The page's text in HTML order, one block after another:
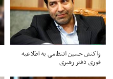
واکنش حسین انتظامی به اطلاعیه
فوری دفتر رهبری